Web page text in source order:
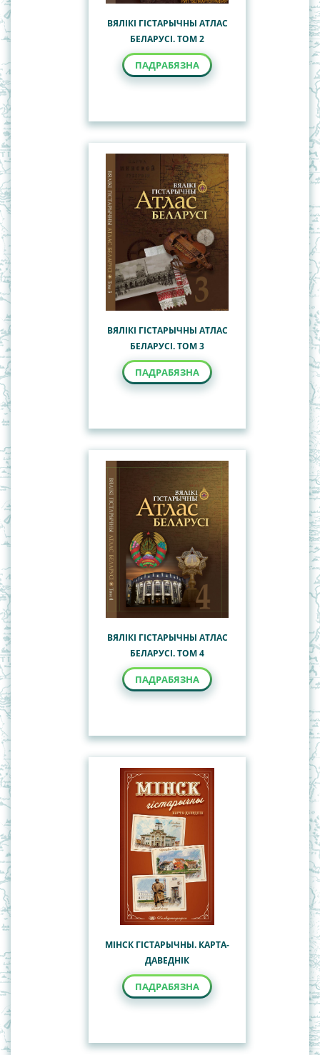
ВЯЛІКІ ГІСТАРЫЧНЫ АТЛАС
БЕЛАРУСІ. ТОМ 2
ПАДРАБЯЗНА
ВЯЛІКІ ГІСТАРЫЧНЫ АТЛАС
БЕЛАРУСІ. ТОМ 3
ПАДРАБЯЗНА
ВЯЛІКІ ГІСТАРЫЧНЫ АТЛАС
БЕЛАРУСІ. ТОМ 4
ПАДРАБЯЗНА
МІНСК ГІСТАРЫЧНЫ. КАРТА-
ДАВЕДНІК
ПАДРАБЯЗНА